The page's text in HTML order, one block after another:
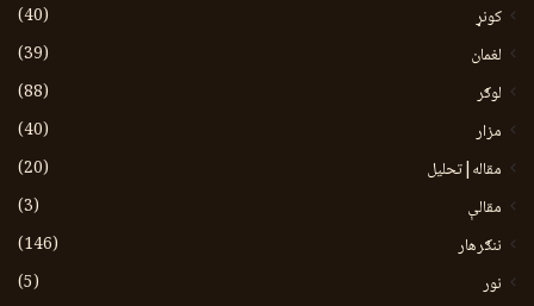
کونړ
(40)
لغمان
(39)
لوګر
(88)
مزار
(40)
مقاله|تحلیل
(20)
مقالې
(3)
ننګرهار
(146)
نور
(5)